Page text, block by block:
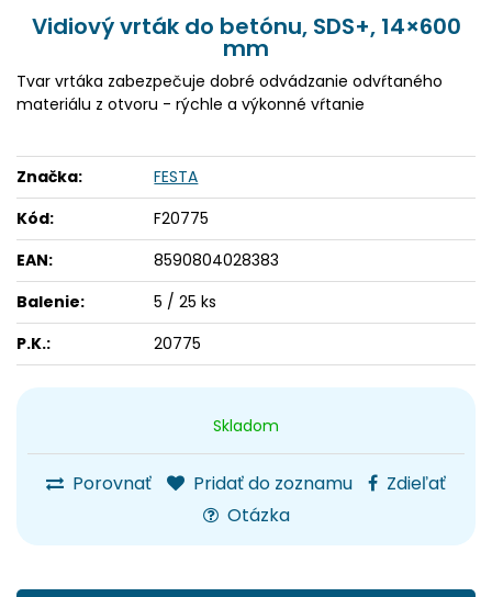
Skladom
Porovnať Pridať do zoznamu
Zdieľať
Otázka
Vidiový vrták do betónu, SDS+, 14×600
mm
Tvar vrtáka zabezpečuje dobré odvádzanie odvŕtaného
materiálu z otvoru - rýchle a výkonné vŕtanie
Značka:
FESTA
Kód:
F20775
EAN:
8590804028383
Balenie:
5 / 25 ks
P.K.:
20775